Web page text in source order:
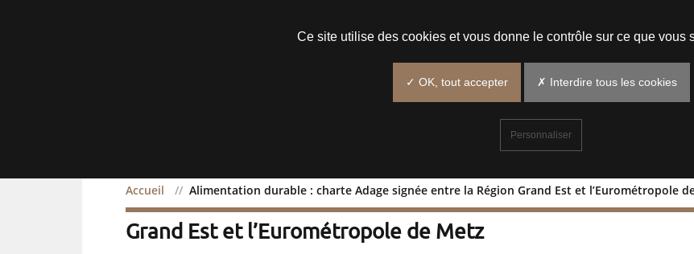
Accueil Alimentation durable : charte Adage signée entre la Région Grand Est et l’Eurométropole
Alimentation durable : charte Adage signée entre la Région
Grand Est et l’Eurométropole de Metz
Ce site utilise des cookies et vous donne le contrôle sur ce que vous
✓ OK, tout accepter ✗ Interdire tous les cookies
Personnaliser